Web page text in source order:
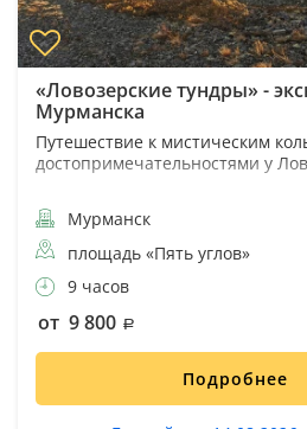
«Ловозерские тундры» -
Мурманска
Путешествие к мистическим
достопримечательностями у
Мурманск
площадь «Пять углов»
9 часов
от 9 800
Подробнее